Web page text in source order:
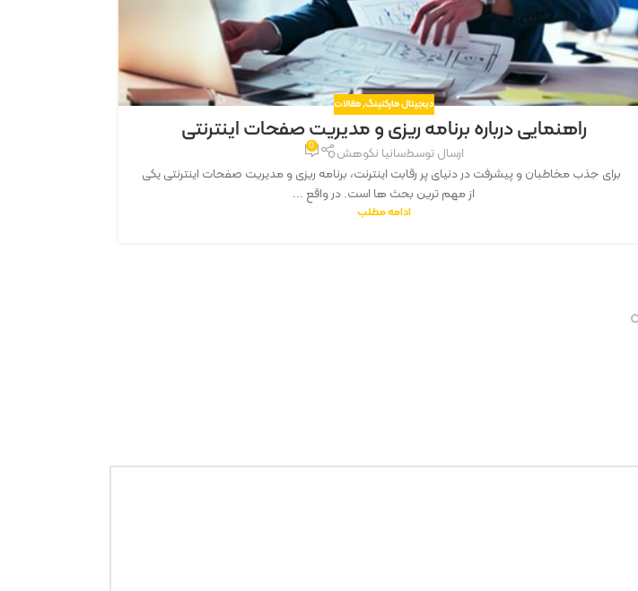
دیجیتال مارکتینگ,مقالات
راهنمایی درباره برنامه ریزی و مدیریت صفحات اینترنتی
ارسال توسطسانیا نکوهش 0
برای جذب مخاطبان و پیشرفت در دنیای پر رقابت اینترنت، برنامه ریزی و مدیریت صفحات اینترنتی یکی
از مهم ترین بحث ها است. در واقع ...
ادامه مطلب